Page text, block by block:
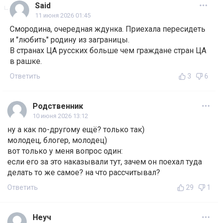
Said
11 июня 2026 01:45
Смородина, очередная ждунка. Приехала пересидеть
и "любить" родину из заграницы.
В странах ЦА русских больше чем граждане стран ЦА
в рашке.
Ответить 3 6
Родственник
10 июня 2026 13:12
ну а как по-другому ещё? только так)
молодец, блогер, молодец)
вот только у меня вопрос один:
если его за это наказывали тут, зачем он поехал туда
делать то же самое? на что рассчитывал?
Ответить 29 1
Неуч